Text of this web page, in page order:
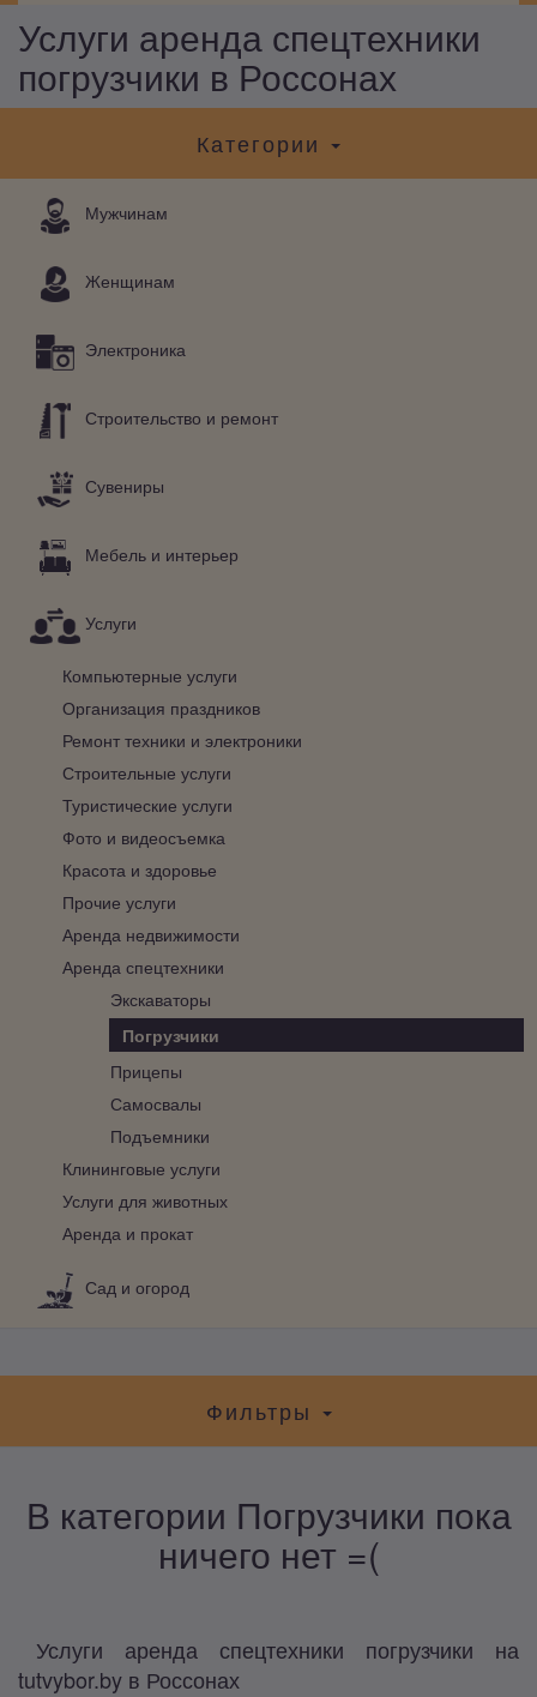
Услуги аренда спецтехники
погрузчики в Россонах
Категории
Мужчинам
Женщинам
Электроника
Строительство и ремонт
Сувениры
Мебель и интерьер
Услуги
Компьютерные услуги
Организация праздников
Ремонт техники и электроники
Строительные услуги
Туристические услуги
Фото и видеосъемка
Красота и здоровье
Прочие услуги
Аренда недвижимости
Аренда спецтехники
Экскаваторы
Погрузчики
Прицепы
Самосвалы
Подъемники
Клининговые услуги
Услуги для животных
Аренда и прокат
Сад и огород
Фильтры
В категории Погрузчики пока
ничего нет =(
Услуги аренда спецтехники погрузчики на
tutvybor.by в Россонах